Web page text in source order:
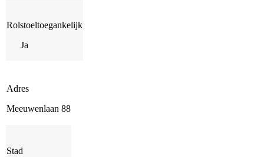
Rolstoeltoegankelijk
Ja
Adres
Meeuwenlaan 88
Stad